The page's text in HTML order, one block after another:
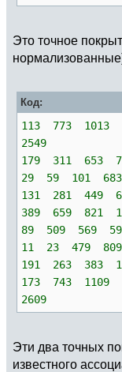
Это точное
Код:
113 773 1013
2549
179 311 653
29 59 101
131 281 449
389 659 821
89 509 569
11 23 479
191 263 383
173 743 1109
2609
Эти два точных
известного